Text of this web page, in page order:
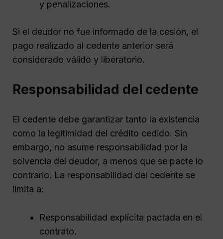
y penalizaciones.
Si el deudor no fue informado de la cesión, el
pago realizado al cedente anterior será
considerado válido y liberatorio.
Responsabilidad del cedente
El cedente debe garantizar tanto la existencia
como la legitimidad del crédito cedido. Sin
embargo, no asume responsabilidad por la
solvencia del deudor, a menos que se pacte lo
contrario. La responsabilidad del cedente se
limita a:
Responsabilidad explícita pactada en el
contrato.